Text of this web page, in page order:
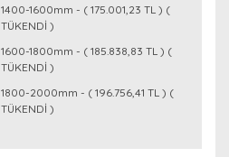
1400-1600mm - ( 175.001,23 TL ) (
TÜKENDİ )
1600-1800mm - ( 185.838,83 TL ) (
TÜKENDİ )
1800-2000mm - ( 196.756,41 TL ) (
TÜKENDİ )